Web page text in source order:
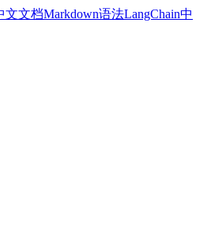
文文档Markdown语法LangChain中